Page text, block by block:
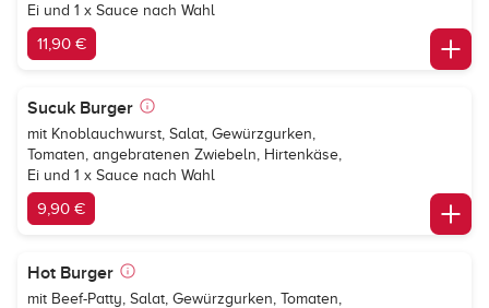
Ei und 1 x Sauce nach Wahl
11,90 €
Sucuk Burger
mit Knoblauchwurst, Salat, Gewürzgurken,
Tomaten, angebratenen Zwiebeln, Hirtenkäse,
Ei und 1 x Sauce nach Wahl
9,90 €
Hot Burger
mit Beef-Patty, Salat, Gewürzgurken, Tomaten,